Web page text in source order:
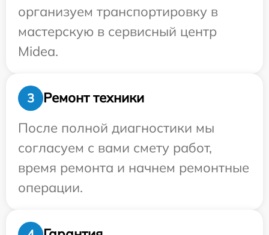
организуем транспортировку в
мастерскую в сервисный центр
Midea.
3
Ремонт техники
После полной диагностики мы
согласуем с вами смету работ,
время ремонта и начнем ремонтные
операции.